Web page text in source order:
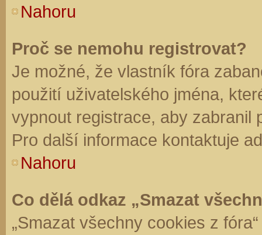
Nahoru
Proč se nemohu registrovat?
Je možné, že vlastník fóra
použití uživatelského jména,
vypnout registrace, aby zabranil
Pro další informace kontaktuje
Nahoru
Co dělá odkaz „Smazat
„Smazat všechny cookies z